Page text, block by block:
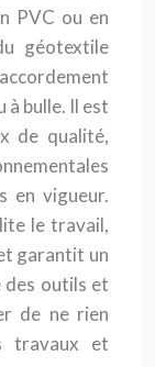
PVC ou en
géotextile
à bulle. Il est
de qualité,
en vigueur.
le travail,
garantit un
des outils et
de ne rien
travaux et